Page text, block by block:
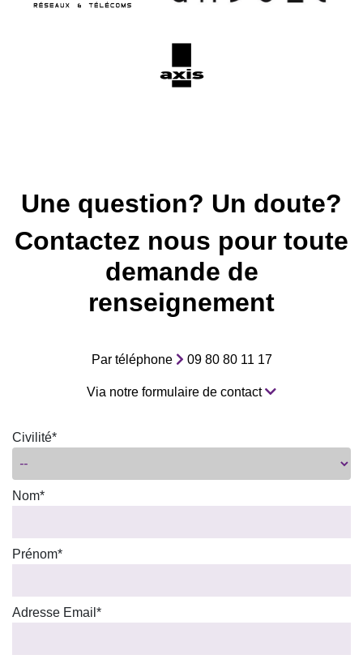
Une question? Un doute?
Contactez nous pour toute
demande de
renseignement
Par téléphone 09 80 80 11 17
Via notre formulaire de contact
Civilité*
Nom*
Prénom*
Adresse Email*